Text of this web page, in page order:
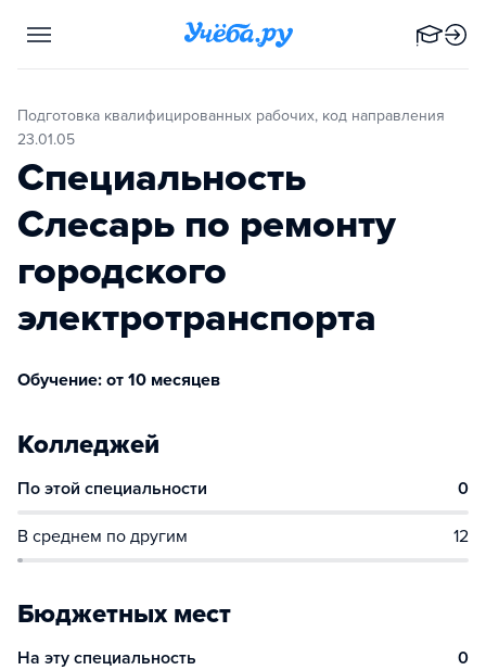
Подготовка квалифицированных рабочих, код направления
23.01.05
Специальность
Слесарь по ремонту
городского
электротранспорта
Обучение: от 10 месяцев
Колледжей
По этой специальности 0
В среднем по другим 12
Бюджетных мест
На эту специальность 0